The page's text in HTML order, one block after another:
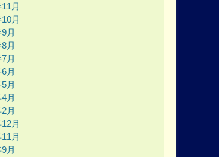
月
月
月
月
月
月
月
月
月
月
月
月